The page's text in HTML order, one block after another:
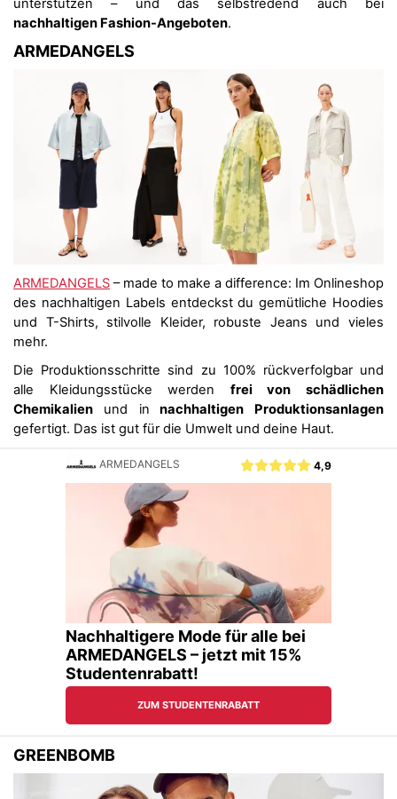
unterstützen – und das selbstredend auch bei
nachhaltigen Fashion-Angeboten.
ARMEDANGELS
ARMEDANGELS – made to make a difference: Im Onlineshop
des nachhaltigen Labels entdeckst du gemütliche Hoodies
und T-Shirts, stilvolle Kleider, robuste Jeans und vieles
mehr.
Die Produktionsschritte sind zu 100% rückverfolgbar und
alle Kleidungsstücke werden frei von schädlichen
Chemikalien und in nachhaltigen Produktionsanlagen
gefertigt. Das ist gut für die Umwelt und deine Haut.
GREENBOMB